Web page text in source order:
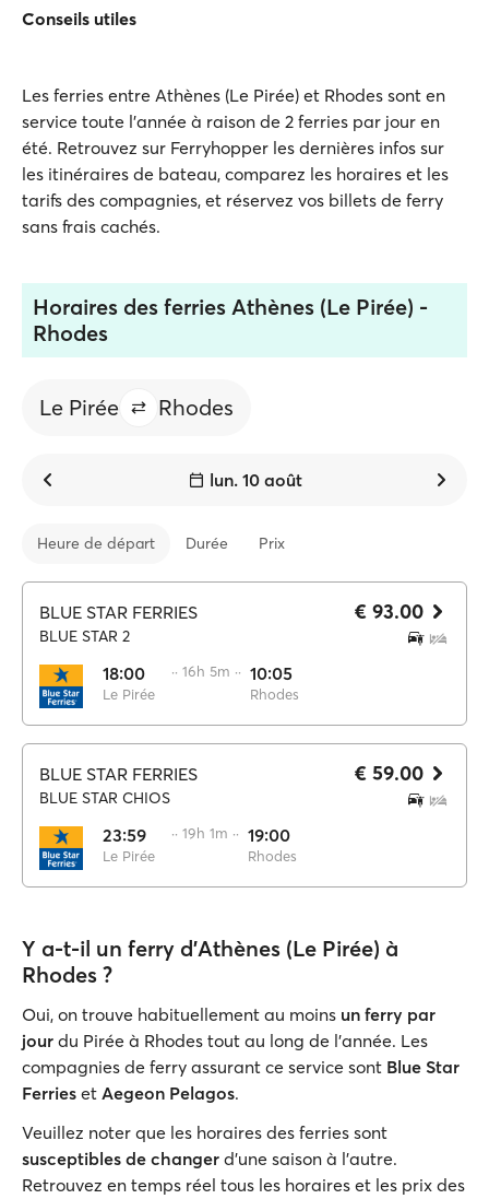
Conseils utiles
Les ferries entre Athènes (Le Pirée) et Rhodes sont en
service toute l’année à raison de 2 ferries par jour en
été. Retrouvez sur Ferryhopper les dernières infos sur
les itinéraires de bateau, comparez les horaires et les
tarifs des compagnies, et réservez vos billets de ferry
sans frais cachés.
Horaires des ferries Athènes (Le Pirée) -
Rhodes
Le Pirée Rhodes
lun. 10 août
Heure de départ Durée Prix
BLUE STAR FERRIES
BLUE STAR 2
18:00
Le Pirée
·· 16h 5m ·· 10:05
Rhodes
€ 93.00
BLUE STAR FERRIES
BLUE STAR CHIOS
23:59
Le Pirée
·· 19h 1m ·· 19:00
Rhodes
€ 59.00
Y a-t-il un ferry d'Athènes (Le Pirée) à
Rhodes ?
Oui, on trouve habituellement au moins un ferry par
jour du Pirée à Rhodes tout au long de l’année. Les
compagnies de ferry assurant ce service sont Blue Star
Ferries et Aegeon Pelagos.
Veuillez noter que les horaires des ferries sont
susceptibles de changer d'une saison à l'autre.
Retrouvez en temps réel tous les horaires et les prix des